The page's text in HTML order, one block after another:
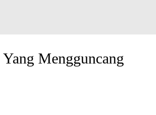
Mengguncang